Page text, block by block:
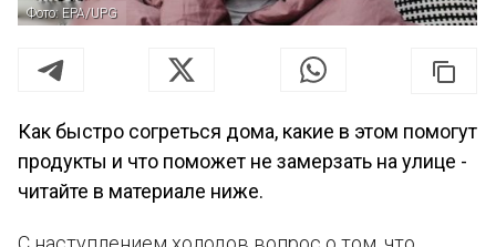
Фото: EPA/UPG
Как быстро согреться дома, какие в этом помогут
продукты и что поможет не замерзать на улице -
читайте в материале ниже.